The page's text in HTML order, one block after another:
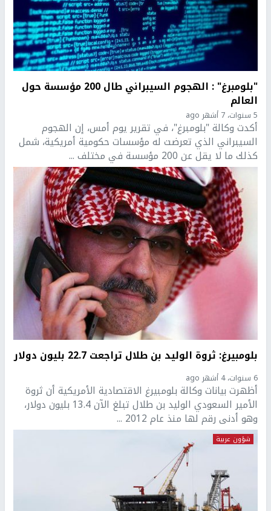
"بلومبرغ" : الهجوم السيبراني طال 200 مؤسسة حول
العالم
5 سنوات، 7 أشهر ago
أكدت وكالة "بلومبرغ"، في تقرير يوم أمس، إن الهجوم
السيبراني الذي تعرضت له مؤسسات حكومية أمريكية، شمل
كذلك ما لا يقل عن 200 مؤسسة في مختلف ...
بلومبيرغ: ثروة الوليد بن طلال تراجعت 22.7 بليون دولار
6 سنوات، 4 أشهر ago
أظهرت بيانات وكالة بلومبيرغ الاقتصادية الأمريكية أن ثروة
الأمير السعودي الوليد بن طلال تبلغ الآن 13.4 بليون دولار،
وهو أدنى رقم لها منذ عام 2012 ...
شؤون عربية